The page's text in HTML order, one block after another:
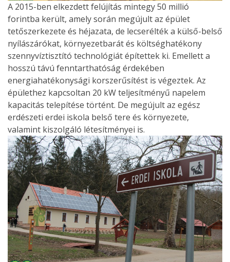
A 2015-ben elkezdett felújítás mintegy 50 millió
forintba került, amely során megújult az épület
tetőszerkezete és héjazata, de lecserélték a külső-belső
nyílászárókat, környezetbarát és költséghatékony
szennyvíztisztító technológiát építettek ki. Emellett a
hosszú távú fenntarthatóság érdekében
energiahatékonysági korszerűsítést is végeztek. Az
épülethez kapcsoltan 20 kW teljesítményű napelem
kapacitás telepítése történt. De megújult az egész
erdészeti erdei iskola belső tere és környezete,
valamint kiszolgáló létesítményei is.